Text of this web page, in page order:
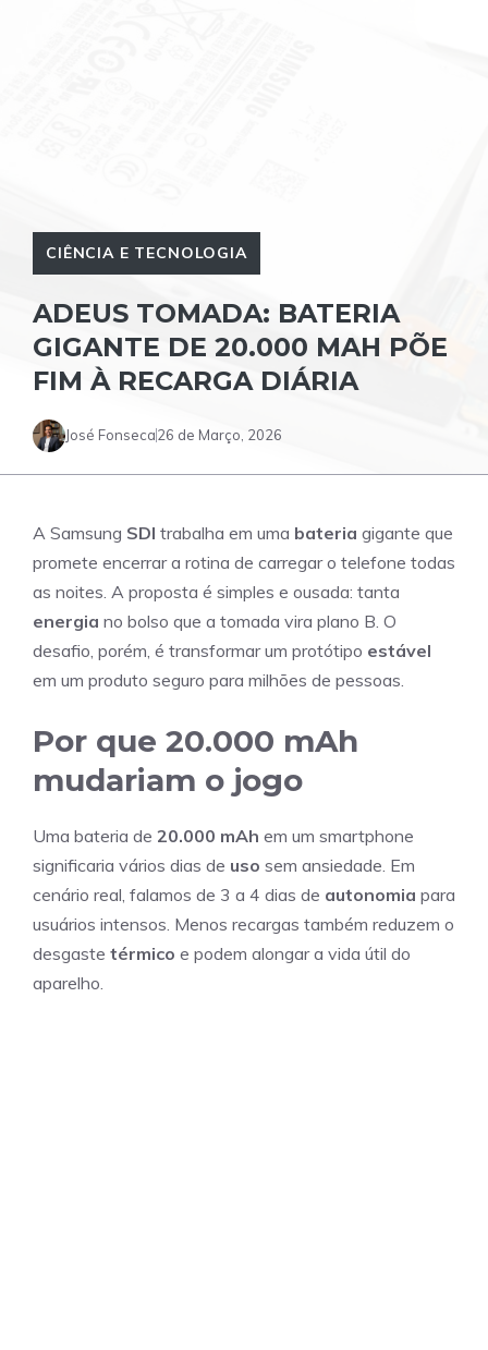
CIÊNCIA E TECNOLOGIA
ADEUS TOMADA: BATERIA
GIGANTE DE 20.000 MAH PÕE
FIM À RECARGA DIÁRIA
José Fonseca26 de Março, 2026
A Samsung SDI trabalha em uma bateria gigante que
promete encerrar a rotina de carregar o telefone todas
as noites. A proposta é simples e ousada: tanta
energia no bolso que a tomada vira plano B. O
desafio, porém, é transformar um protótipo estável
em um produto seguro para milhões de pessoas.
Por que 20.000 mAh
mudariam o jogo
Uma bateria de 20.000 mAh em um smartphone
significaria vários dias de uso sem ansiedade. Em
cenário real, falamos de 3 a 4 dias de autonomia para
usuários intensos. Menos recargas também reduzem o
desgaste térmico e podem alongar a vida útil do
aparelho.